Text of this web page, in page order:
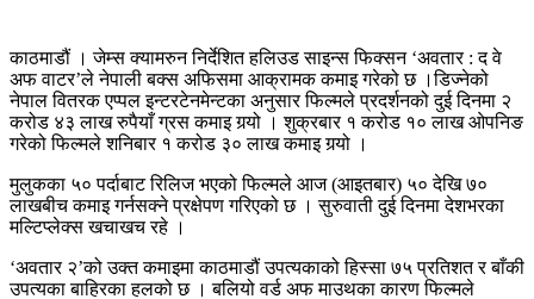
काठमाडौं । जेम्स क्यामरुन निर्देशित हलिउड साइन्स फिक्सन ‘अवतार : द वे
अफ वाटर’ले नेपाली बक्स अफिसमा आक्रामक कमाइ गरेको छ ।डिज्नेको
नेपाल वितरक एप्पल इन्टरटेनमेन्टका अनुसार फिल्मले प्रदर्शनको दुई दिनमा २
करोड ४३ लाख रुपैयाँ ग्रस कमाइ गर्‍यो । शुक्रबार १ करोड १० लाख ओपनिङ
गरेको फिल्मले शनिबार १ करोड ३० लाख कमाइ गर्‍यो ।
मुलुकका ५० पर्दाबाट रिलिज भएको फिल्मले आज (आइतबार) ५० देखि ७०
लाखबीच कमाइ गर्नसक्ने प्रक्षेपण गरिएको छ । सुरुवाती दुई दिनमा देशभरका
मल्टिप्लेक्स खचाखच रहे ।
‘अवतार २’को उक्त कमाइमा काठमाडौं उपत्यकाको हिस्सा ७५ प्रतिशत र बाँकी
उपत्यका बाहिरका हलको छ । बलियो वर्ड अफ माउथका कारण फिल्मले